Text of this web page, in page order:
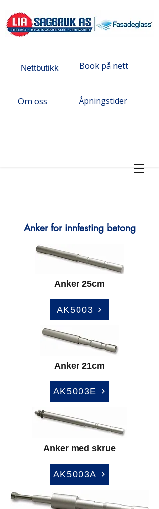
Nettbutikk Book på nett
Om oss Åpningstider
Anker for innfesting betong
Anker 25cm
AK5003
Anker 21cm
AK5003E
Anker med skrue
AK5003A